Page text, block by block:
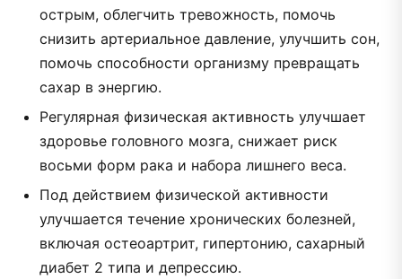
острым, облегчить тревожность, помочь
снизить артериальное давление, улучшить сон,
помочь способности организму превращать
сахар в энергию.
Регулярная физическая активность улучшает
здоровье головного мозга, снижает риск
восьми форм рака и набора лишнего веса.
Под действием физической активности
улучшается течение хронических болезней,
включая остеоартрит, гипертонию, сахарный
диабет 2 типа и депрессию.